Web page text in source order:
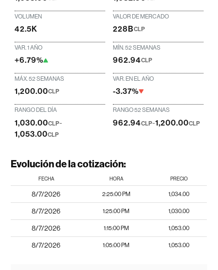
VOLUMEN
42.5K
VALOR DE MERCADO
228BCLP
VAR. 1 AÑO
+6.79%
MÍN. 52 SEMANAS
962.94CLP
MÁX. 52 SEMANAS
1,200.00CLP
VAR. EN EL AÑO
-3.37%
RANGO DEL DÍA
1,030.00CLP-
1,053.00CLP
RANGO 52 SEMANAS
962.94CLP-1,200.00CLP
Evolución de la cotización:
FECHA HORA PRECIO
8/7/2026 2:25:00 PM 1,034.00
8/7/2026 1:25:00 PM 1,030.00
8/7/2026 1:15:00 PM 1,053.00
8/7/2026 1:05:00 PM 1,053.00